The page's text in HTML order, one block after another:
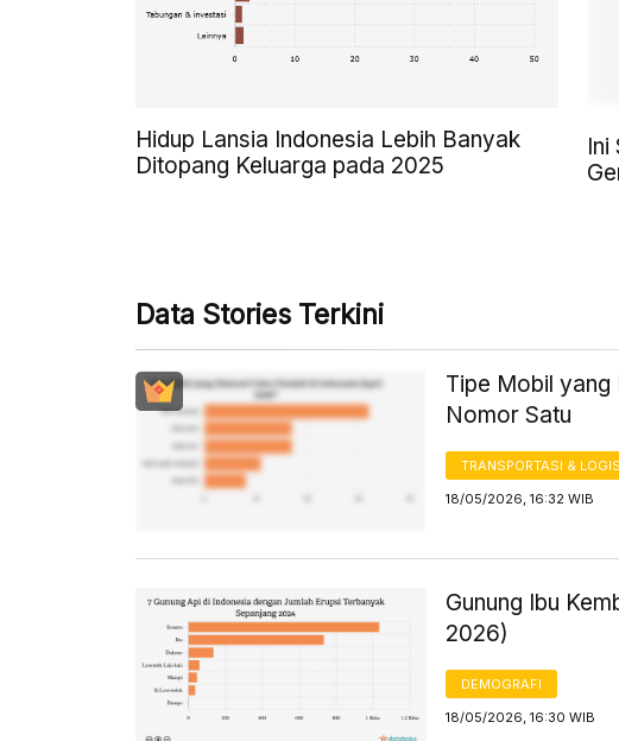
Hidup Lansia Indonesia Lebih Banyak
Ditopang Keluarga pada 2025
Ini
Data Stories Terkini
Tipe Mobil yang
Nomor Satu
TRANSPORTASI &
18/05/2026, 16:32 WIB
Gunung Ibu
2026)
DEMOGRAFI
18/05/2026, 16:30 WIB